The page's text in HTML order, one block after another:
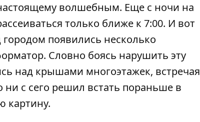
волшебным. Еще с ночи на
только ближе к 7:00. И вот
городом появились несколько
Словно боясь нарушить эту
над крышами многоэтажек, встречая
ни с сего решил встать пораньше в
картину.